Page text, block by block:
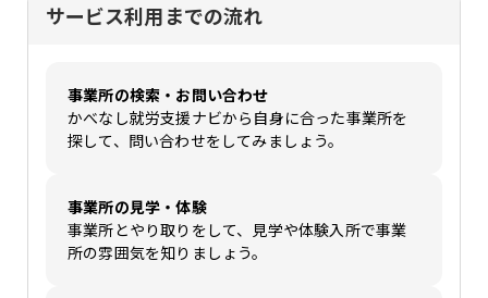
サービス利用までの流れ
事業所の検索・お問い合わせ
かべなし就労支援ナビから自身に合った事業所を
探して、問い合わせをしてみましょう。
事業所の見学・体験
事業所とやり取りをして、見学や体験入所で事業
所の雰囲気を知りましょう。